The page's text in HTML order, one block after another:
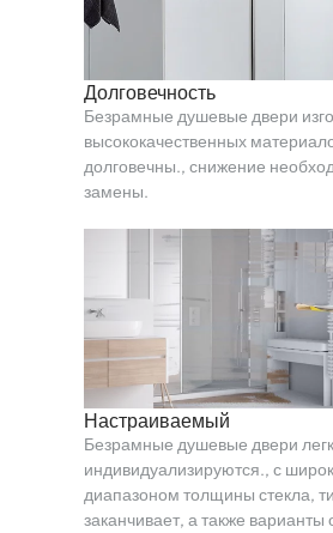
Долговечность
Безрамные душевые двери
высококачественных
долговечны., снижение
замены.
Настраиваемый
Безрамные душевые двери
индивидуализируются., с
диапазоном толщины стекла,
заканчивает, а также варианты